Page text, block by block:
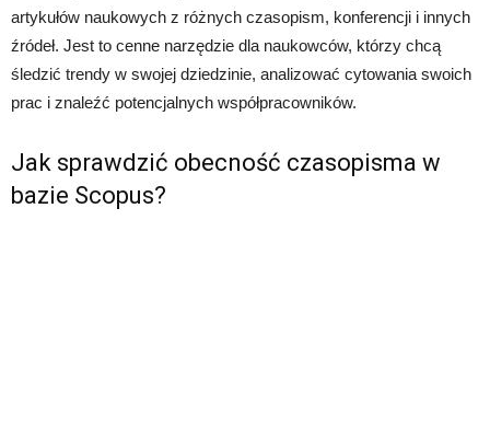
artykułów naukowych z różnych czasopism, konferencji i innych
źródeł. Jest to cenne narzędzie dla naukowców, którzy chcą
śledzić trendy w swojej dziedzinie, analizować cytowania swoich
prac i znaleźć potencjalnych współpracowników.
Jak sprawdzić obecność czasopisma w
bazie Scopus?